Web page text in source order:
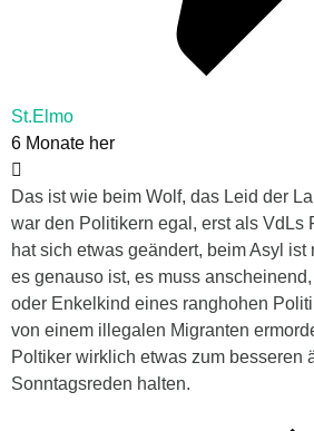
St.Elmo
6 Monate her
Das ist wie beim Wolf, das Leid der
war den Politikern egal, erst als VdLs
hat sich etwas geändert, beim Asyl
es genauso ist, es muss
oder Enkelkind eines ranghohen
von einem illegalen Migranten
Poltiker wirklich etwas zum besseren
Sonntagsreden halten.